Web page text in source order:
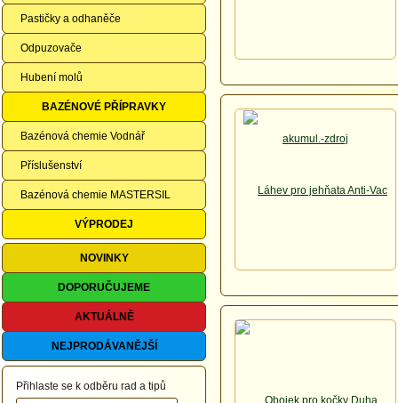
Pastičky a odhaněče
Odpuzovače
Hubení molů
BAZÉNOVÉ PŘÍPRAVKY
Bazénová chemie Vodnář
Příslušenství
Bazénová chemie MASTERSIL
VÝPRODEJ
NOVINKY
DOPORUČUJEME
AKTUÁLNĚ
NEJPRODÁVANĚJŠÍ
Přihlaste se k odběru rad a tipů